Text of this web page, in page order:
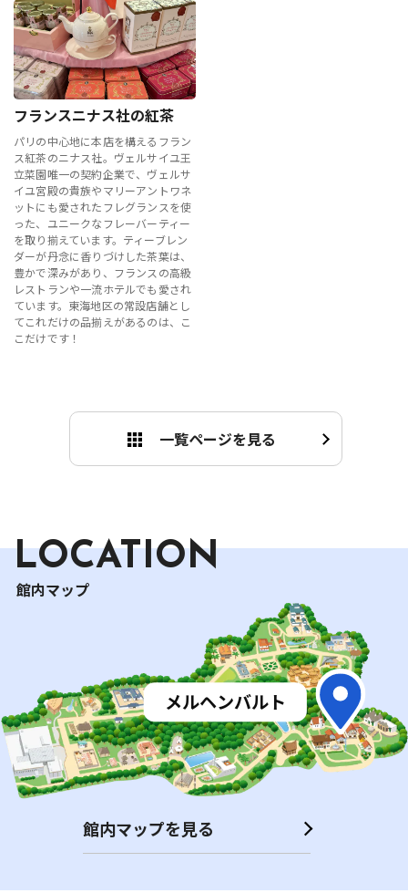
フランスニナス社の紅茶
パリの中心地に本店を構えるフラン
ス紅茶のニナス社。ヴェルサイユ王
立菜園唯一の契約企業で、ヴェルサ
イユ宮殿の貴族やマリーアントワネ
ットにも愛されたフレグランスを使
った、ユニークなフレーバーティー
を取り揃えています。ティーブレン
ダーが丹念に香りづけした茶葉は、
豊かで深みがあり、フランスの高級
レストランや一流ホテルでも愛され
ています。東海地区の常設店舗とし
てこれだけの品揃えがあるのは、こ
こだけです！
一覧ページを見る
LOCATION
館内マップ
本館
ミュージアムショップ
本館
リトルワールドバザール
沖縄めんそーれ
台湾 台湾小館
アンデス ロスアンデス
バリ島トコトコバリ
メルヘンバルト
フランス アルザスショップ
イタリア アルベルベッロ
アフリカンプラザ
スンダルカマル
ケララ
トルコ
ラーレ
タイ
ラーチャプルック
韓国 韓国亭
山形県 月山
館内マップを見る